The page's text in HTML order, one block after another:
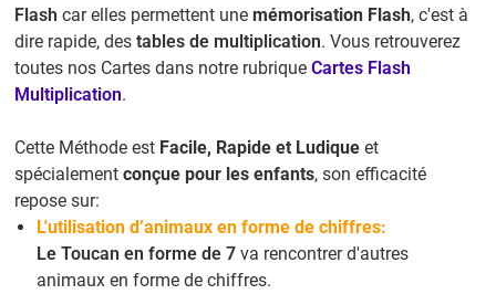
Flash car elles permettent unemémorisation Flash, c'est à
dire rapide, destables de multiplication. Vous retrouverez
toutes nos Cartes dans notre rubriqueCartes Flash
Multiplication.
Cette Méthode est Facile, Rapide et Ludique et
spécialementconçue pour les enfants, son efficacité
repose sur:
L'utilisation d’animaux en forme de chiffres:
Le Toucan en forme de 7 va rencontrer d'autres
animaux en forme de chiffres.